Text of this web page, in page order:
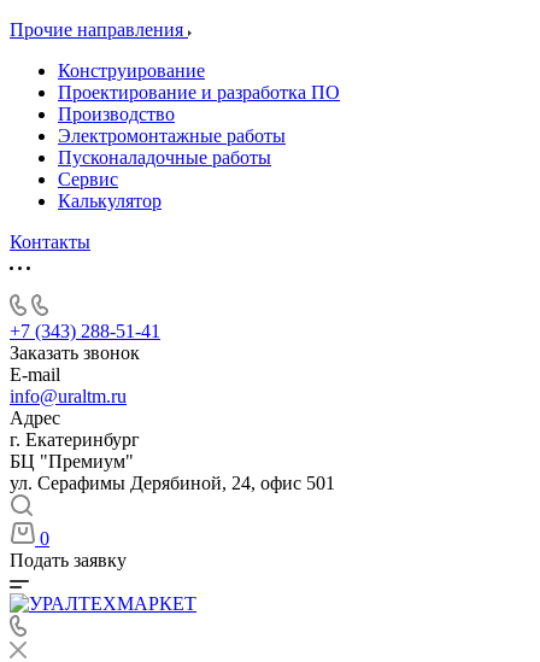
Прочие направления
Конструирование
Проектирование и разработка ПО
Производство
Электромонтажные работы
Пусконаладочные работы
Сервис
Калькулятор
Контакты
+7 (343) 288-51-41
Заказать звонок
E-mail
info@uraltm.ru
Адрес
г. Екатеринбург
БЦ "Премиум"
ул. Серафимы Дерябиной, 24, офис 501
0
Подать заявку